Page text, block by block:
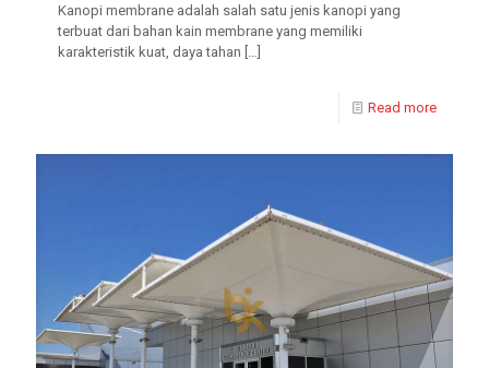
Kanopi membrane adalah salah satu jenis kanopi yang
terbuat dari bahan kain membrane yang memiliki
karakteristik kuat, daya tahan […]
Read more